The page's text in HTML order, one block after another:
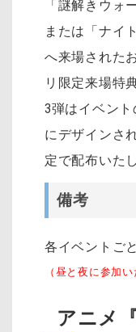
「謎解きウォ
または「ナイ
へ来場された
リ限定来場特
3弾はイベン
にデザインさ
定で配布いた
備考
各イベントご
（昼と夜に参加
アニメ